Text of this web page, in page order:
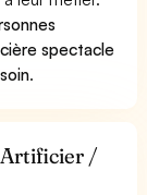
spectacle
.
Artificier /